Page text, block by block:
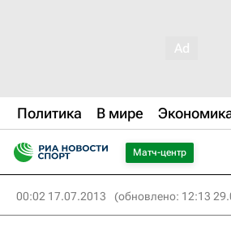
Политика В мире
Матч-центр
00:02 17.07.2013 (обновлено: 12:13